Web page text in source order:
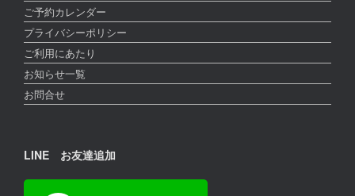
ご予約カレンダー
プライバシーポリシー
ご利用にあたり
お知らせ一覧
お問合せ
LINE お友達追加